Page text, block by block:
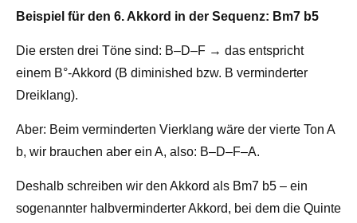
Beispiel für den 6. Akkord in der Sequenz: Bm7 b5
Die ersten drei Töne sind: B–D–F → das entspricht
einem B°-Akkord (B diminished bzw. B verminderter
Dreiklang).
Aber: Beim verminderten Vierklang wäre der vierte Ton A
b, wir brauchen aber ein A, also: B–D–F–A.
Deshalb schreiben wir den Akkord als Bm7 b5 – ein
sogenannter halbverminderter Akkord, bei dem die Quinte